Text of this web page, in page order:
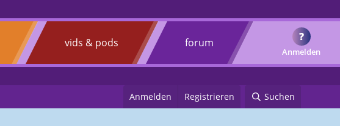
vids & pods forum
Anmelden
?
Anmelden Registrieren Suchen